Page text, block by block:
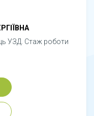
УЗД. Стаж роботи